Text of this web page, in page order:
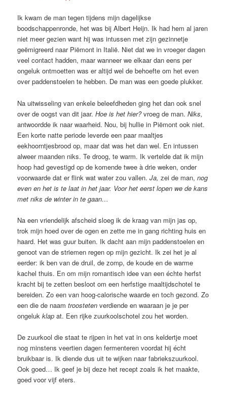
Ik kwam de man tegen tijdens mijn dagelijkse
boodschappenronde, het was bij Albert Heijn. Ik had hem al jaren
niet meer gezien want hij was intussen met zijn gezinnetje
geëmigreerd naar Piëmont in Italië. Niet dat we in vroeger dagen
veel contact hadden, maar wanneer we elkaar dan eens per
ongeluk ontmoetten was er altijd wel de behoefte om het even
over paddenstoelen te hebben. De man was een goede plukker.
Na uitwisseling van enkele beleefdheden ging het dan ook snel
over de oogst van dit jaar.Hoe is het hier?vroeg de man.Niks,
antwoordde ik naar waarheid. Nou, bij hullie in Piëmont ook niet.
Een korte natte periode leverde een paar maaltjes
eekhoorntjesbrood op, maar dat was het dan wel. En intussen
alweer maanden niks. Te droog, te warm. Ik vertelde dat ik mijn
hoop had gevestigd op de komende twee à drie weken, onder
voorwaarde dat er flink wat water zou vallen.Ja, zei de man,nog
even en het is te laat in het jaar. Voor het eerst lopen we de kans
met niks de winter in te gaan…
Na een vriendelijk afscheid sloeg ik de kraag van mijn jas op,
trok mijn hoed over de ogen en zette me in gang richting huis en
haard. Het was guur buiten. Ik dacht aan mijn paddenstoelen en
genoot van de striemen regen op mijn gezicht. Ik zei het je al
eerder: ik ben van de druil, de zomp, de koude en de warme
kachel thuis. En om mijn romantisch idee van een échte herfst
kracht bij te zetten besloot om een herfstige maaltijdschotel te
bereiden. Zo een van hoog-calorische waarde en toch gezond. Zo
een die de naam troosteten verdiende en waaraan je je per
ongelukklap at. Een rijke zuurkoolschotel zou het worden.
De zuurkool die staat te rijpen in het vat in ons keldertje moet
nog minstens veertien dagen fermenteren voordat hij écht
bruikbaar is. Ik diende dus uit te wijken naar fabriekszuurkool.
Ook goed… Ik geef je bij deze het recept zoals ik het maakte,
goed voor vijf eters.